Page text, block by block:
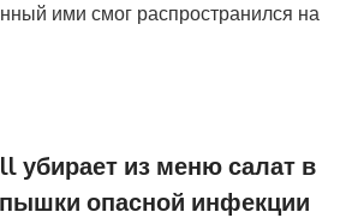
ими смог распространился на
убирает из меню салат в
опасной инфекции